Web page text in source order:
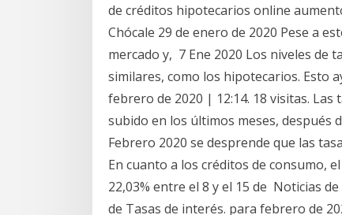
de créditos hipotecarios online
Chócale 29 de enero de 2020 Pese a
mercado y, 7 Ene 2020 Los niveles de
similares, como los hipotecarios. Esto
febrero de 2020 | 12:14. 18 visitas.
subido en los últimos meses, después
Febrero 2020 se desprende que las
En cuanto a los créditos de consumo,
22,03% entre el 8 y el 15 de Noticias
de Tasas de interés. para febrero de